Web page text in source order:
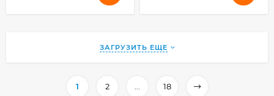
ЗАГРУЗИТЬ ЕЩЕ
1 2 18